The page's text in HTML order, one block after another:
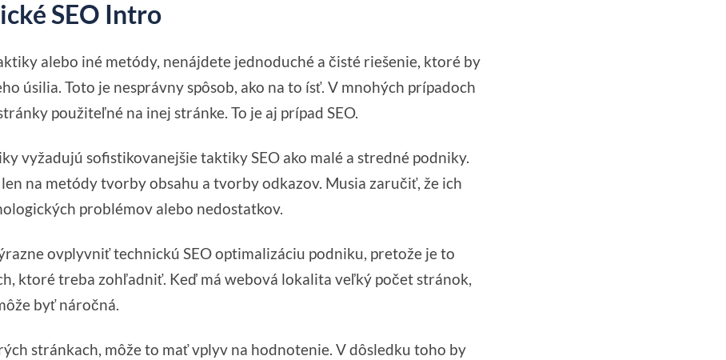
SEO Intro
alebo iné metódy, nenájdete jednoduché a čisté riešenie, ktoré by
úsilia. Toto je nesprávny spôsob, ako na to ísť. V mnohých prípadoch
použiteľné na inej stránke. To je aj prípad SEO.
vyžadujú sofistikovanejšie taktiky SEO ako malé a stredné podniky.
na metódy tvorby obsahu a tvorby odkazov. Musia zaručiť, že ich
problémov alebo nedostatkov.
ovplyvniť technickú SEO optimalizáciu podniku, pretože je to
ktoré treba zohľadniť. Keď má webová lokalita veľký počet stránok,
byť náročná.
stránkach, môže to mať vplyv na hodnotenie. V dôsledku toho by